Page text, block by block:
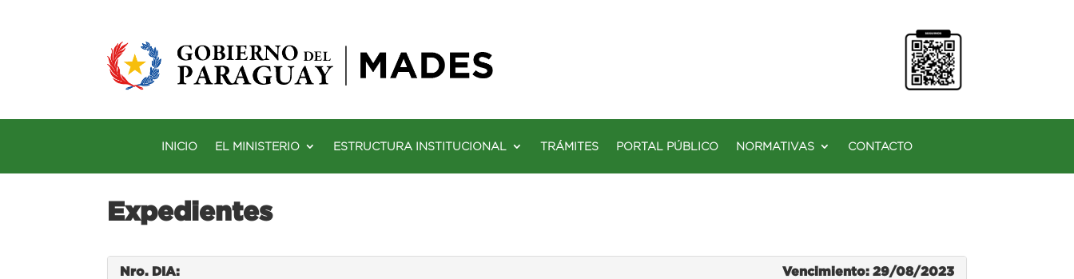
INICIO EL MINISTERIO ESTRUCTURA INSTITUCIONAL TRÁMITES PORTAL PÚBLICO NORMATIVAS CONTACTO
Expedientes
Nro. DIA: Vencimiento: 29/08/2023